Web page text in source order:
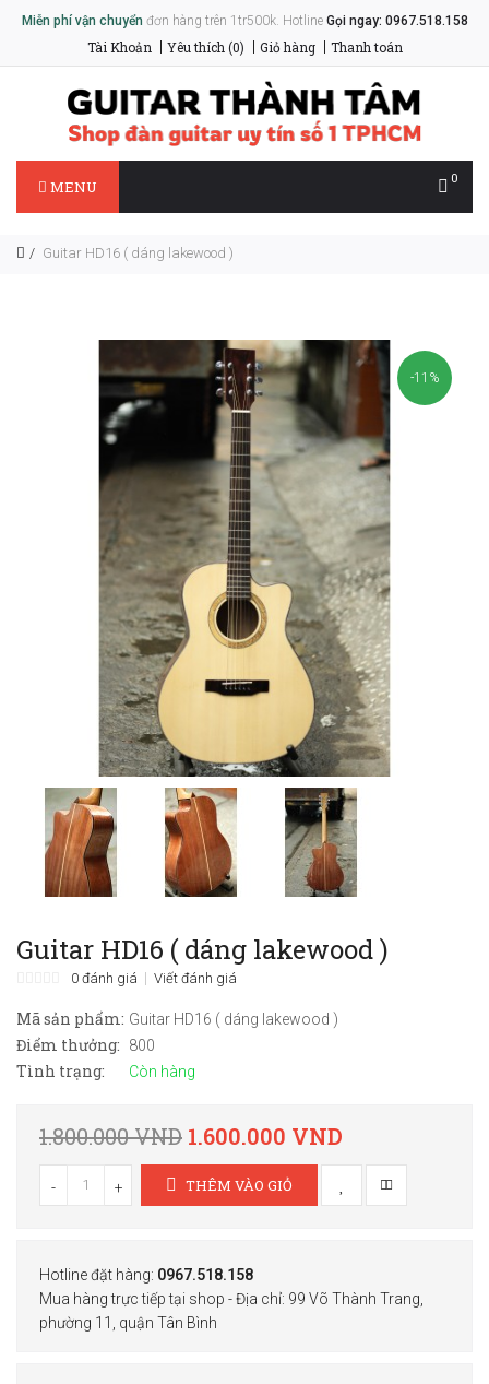
Miễn phí vận chuyểnđơn hàng trên 1tr500k. Hotline Gọi ngay: 0967.518.158
Tài Khoản Yêu thích (0) Giỏ hàng Thanh toán
0
MENU
Guitar HD16 ( dáng lakewood )
-11%
Guitar HD16 ( dáng lakewood )
0 đánh giá Viết đánh giá
Mã sản phẩm: Guitar HD16 ( dáng lakewood )
Điểm thưởng: 800
Tình trạng: Còn hàng
1.800.000 VND 1.600.000 VND
- + THÊM VÀO GIỎ
Hotline đặt hàng: 0967.518.158
Mua hàng trực tiếp tại shop - Địa chỉ: 99 Võ Thành Trang,
phường 11, quận Tân Bình